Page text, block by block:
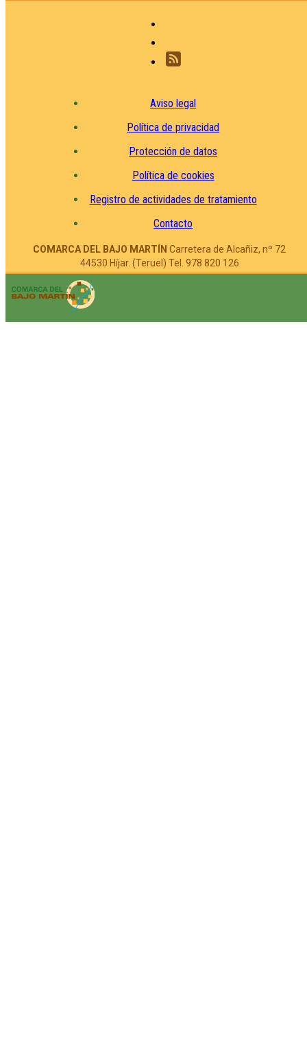
Aviso legal
Política de privacidad
Protección de datos
Política de cookies
Registro de actividades de tratamiento
Contacto
COMARCA DEL BAJO MARTÍN Carretera de Alcañiz, nº 72
44530 Híjar. (Teruel) Tel. 978 820 126